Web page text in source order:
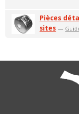
Pièces
sites —